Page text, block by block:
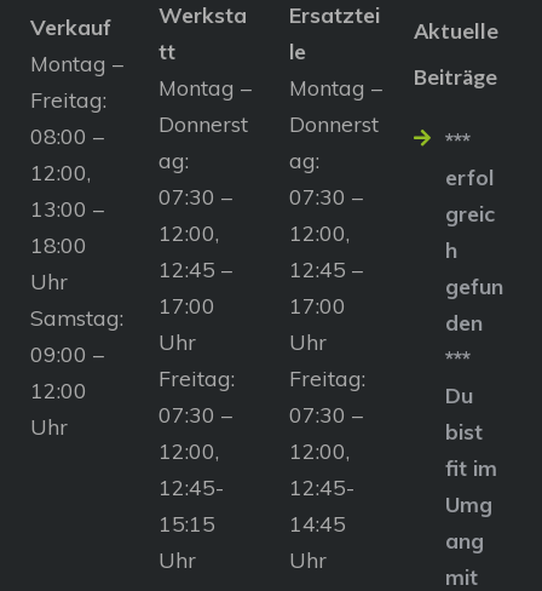
Verkauf
Montag –
Freitag:
08:00 –
12:00,
13:00 –
18:00
Uhr
Samstag:
09:00 –
12:00
Uhr
Werksta
tt
Montag –
Donnerst
ag:
07:30 –
12:00,
12:45 –
17:00
Uhr
Freitag:
07:30 –
12:00,
12:45-
15:15
Uhr
Ersatztei
le
Montag –
Donnerst
ag:
07:30 –
12:00,
12:45 –
17:00
Uhr
Freitag:
07:30 –
12:00,
12:45-
14:45
Uhr
Aktuelle
Beiträge
***
erfol
greic
h
gefun
den
***
Du
bist
fit im
Umg
ang
mit